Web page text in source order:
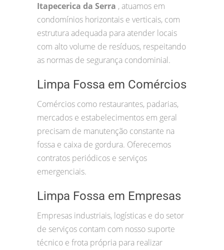
Itapecerica da Serra , atuamos em
condomínios horizontais e verticais, com
estrutura adequada para atender locais
com alto volume de resíduos, respeitando
as normas de segurança condominial.
Limpa Fossa em Comércios
Comércios como restaurantes, padarias,
mercados e estabelecimentos em geral
precisam de manutenção constante na
fossa e caixa de gordura. Oferecemos
contratos periódicos e serviços
emergenciais.
Limpa Fossa em Empresas
Empresas industriais, logísticas e do setor
de serviços contam com nosso suporte
técnico e frota própria para realizar